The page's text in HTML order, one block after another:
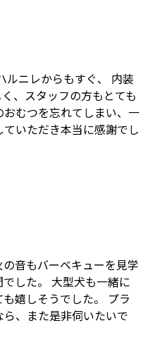
ルニレからもすぐ、 内装
、スタッフの方もとても
むつを忘れてしまい、一
いただき本当に感謝でし
音もバーベキューを見学
した。 大型犬も一緒に
嬉しそうでした。 プラ
、また是非伺いたいで